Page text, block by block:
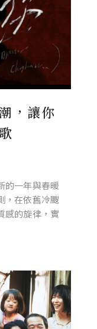
，讓你
的一年與春暖
，在依舊冷颼
感的旋律，實